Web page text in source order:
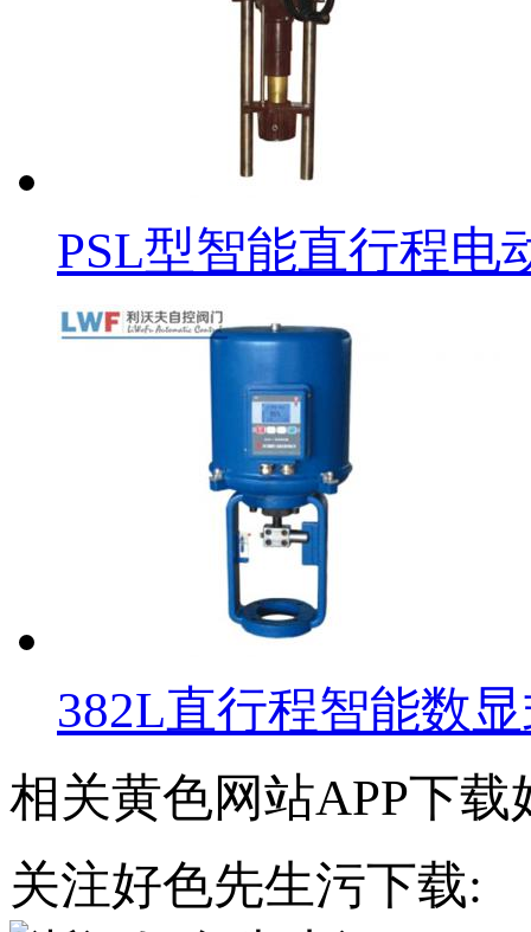
PSL型智能直行程电
382L直行程智能数
相关黄色网站APP下载
关注好色先生污下载: